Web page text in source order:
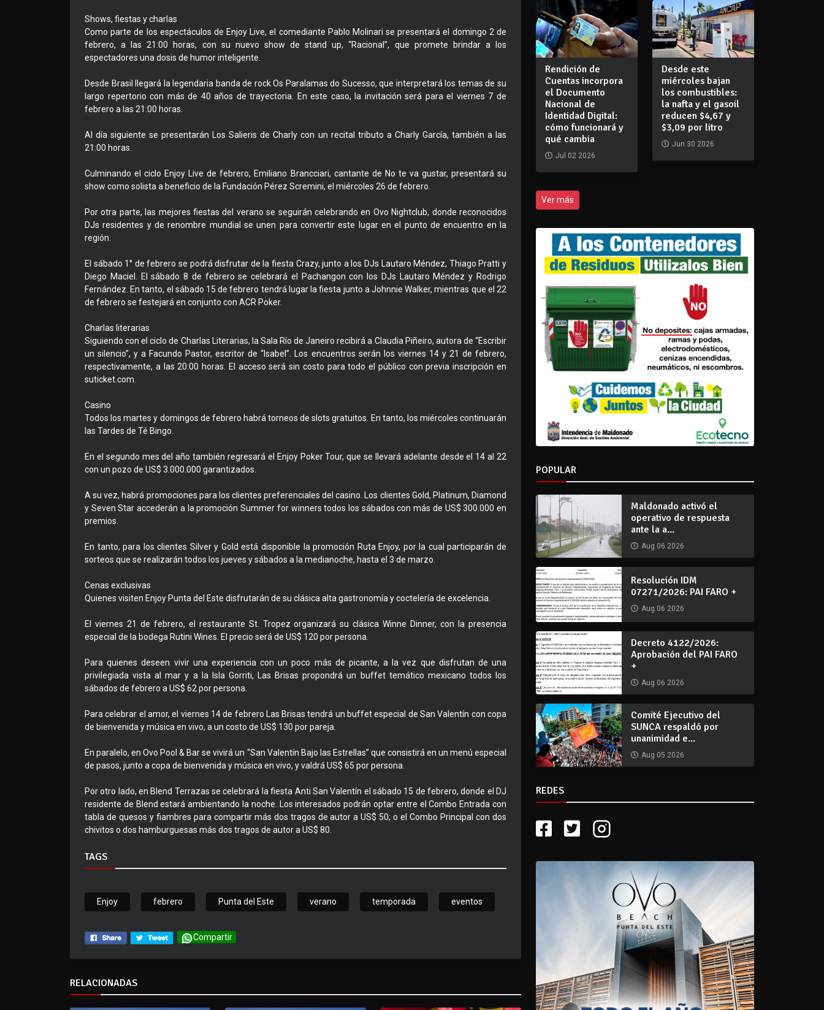
Shows, fiestas y charlas
Como parte de los espectáculos de Enjoy Live, el comediante Pablo Molinari se presentará el domingo 2 de
febrero, a las 21:00 horas, con su nuevo show de stand up, “Racional”, que promete brindar a los
espectadores una dosis de humor inteligente.
Desde Brasil llegará la legendaria banda de rock Os Paralamas do Sucesso, que interpretará los temas de su
largo repertorio con más de 40 años de trayectoria. En este caso, la invitación será para el viernes 7 de
febrero a las 21:00 horas.
Al día siguiente se presentarán Los Salieris de Charly con un recital tributo a Charly García, también a las
21:00 horas.
Culminando el ciclo Enjoy Live de febrero, Emiliano Brancciari, cantante de No te va gustar, presentará su
show como solista a beneficio de la Fundación Pérez Scremini, el miércoles 26 de febrero.
Por otra parte, las mejores fiestas del verano se seguirán celebrando en Ovo Nightclub, donde reconocidos
DJs residentes y de renombre mundial se unen para convertir este lugar en el punto de encuentro en la
región.
El sábado 1° de febrero se podrá disfrutar de la fiesta Crazy, junto a los DJs Lautaro Méndez, Thiago Pratti y
Diego Maciel. El sábado 8 de febrero se celebrará el Pachangon con los DJs Lautaro Méndez y Rodrigo
Fernández. En tanto, el sábado 15 de febrero tendrá lugar la fiesta junto a Johnnie Walker, mientras que el 22
de febrero se festejará en conjunto con ACR Poker.
Charlas literarias
Siguiendo con el ciclo de Charlas Literarias, la Sala Río de Janeiro recibirá a Claudia Piñeiro, autora de “Escribir
un silencio”, y a Facundo Pastor, escritor de “Isabel”. Los encuentros serán los viernes 14 y 21 de febrero,
respectivamente, a las 20:00 horas. El acceso será sin costo para todo el público con previa inscripción en
suticket.com.
Casino
Todos los martes y domingos de febrero habrá torneos de slots gratuitos. En tanto, los miércoles continuarán
las Tardes de Té Bingo.
En el segundo mes del año también regresará el Enjoy Poker Tour, que se llevará adelante desde el 14 al 22
con un pozo de US$ 3.000.000 garantizados.
A su vez, habrá promociones para los clientes preferenciales del casino. Los clientes Gold, Platinum, Diamond
y Seven Star accederán a la promoción Summer for winners todos los sábados con más de US$ 300.000 en
premios.
En tanto, para los clientes Silver y Gold está disponible la promoción Ruta Enjoy, por la cual participarán de
sorteos que se realizarán todos los jueves y sábados a la medianoche, hasta el 3 de marzo.
Cenas exclusivas
Quienes visiten Enjoy Punta del Este disfrutarán de su clásica alta gastronomía y coctelería de excelencia.
El viernes 21 de febrero, el restaurante St. Tropez organizará su clásica Winne Dinner, con la presencia
especial de la bodega Rutini Wines. El precio será de US$ 120 por persona.
Para quienes deseen vivir una experiencia con un poco más de picante, a la vez que disfrutan de una
privilegiada vista al mar y a la Isla Gorriti, Las Brisas propondrá un buffet temático mexicano todos los
sábados de febrero a US$ 62 por persona.
Para celebrar el amor, el viernes 14 de febrero Las Brisas tendrá un buffet especial de San Valentín con copa
de bienvenida y música en vivo, a un costo de US$ 130 por pareja.
En paralelo, en Ovo Pool & Bar se vivirá un “San Valentín Bajo las Estrellas” que consistirá en un menú especial
de pasos, junto a copa de bienvenida y música en vivo, y valdrá US$ 65 por persona.
Por otro lado, en Blend Terrazas se celebrará la fiesta Anti San Valentín el sábado 15 de febrero, donde el DJ
residente de Blend estará ambientando la noche. Los interesados podrán optar entre el Combo Entrada con
tabla de quesos y fiambres para compartir más dos tragos de autor a US$ 50; o el Combo Principal con dos
chivitos o dos hamburguesas más dos tragos de autor a US$ 80.
TAGS
Enjoy febrero Punta del Este verano temporada eventos
Compartir
RELACIONADAS
Rendición de
Cuentas incorpora
el Documento
Nacional de
Identidad Digital:
cómo funcionará y
qué cambia
Jul 02 2026
Desde este
miércoles bajan
los combustibles:
la nafta y el gasoil
reducen $4,67 y
$3,09 por litro
Jun 30 2026
Ver más
POPULAR
Maldonado activó el
operativo de respuesta
ante la a...
Aug 06 2026
Resolución IDM
07271/2026: PAI FARO +
Aug 06 2026
Decreto 4122/2026:
Aprobación del PAI FARO
+
Aug 06 2026
Comité Ejecutivo del
SUNCA respaldó por
unanimidad e...
Aug 05 2026
REDES